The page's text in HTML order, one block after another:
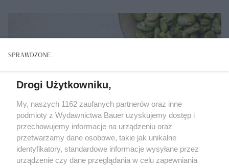
Drogi Użytkowniku,
My, naszych 1162 zaufanych partnerów oraz inne
podmioty z Wydawnictwa Bauer uzyskujemy dostęp i
przechowujemy informacje na urządzeniu oraz
przetwarzamy dane osobowe, takie jak unikalne
identyfikatory, standardowe informacje wysyłane przez
urządzenie czy dane przeglądania w celu zapewniania